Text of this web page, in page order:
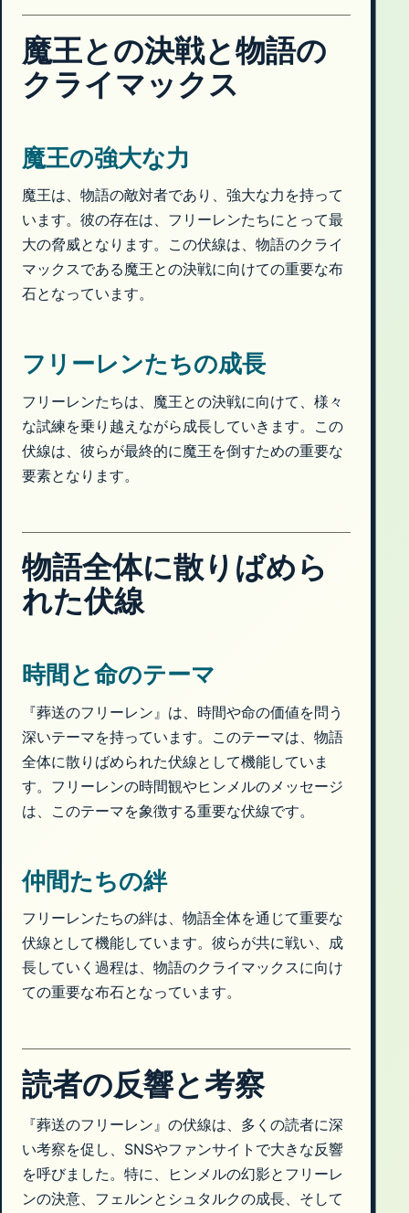
魔王との決戦と物語の
クライマックス
魔王の強大な力
魔王は、物語の敵対者であり、強大な力を持って
います。彼の存在は、フリーレンたちにとって最
大の脅威となります。この伏線は、物語のクライ
マックスである魔王との決戦に向けての重要な布
石となっています。
フリーレンたちの成長
フリーレンたちは、魔王との決戦に向けて、様々
な試練を乗り越えながら成長していきます。この
伏線は、彼らが最終的に魔王を倒すための重要な
要素となります。
物語全体に散りばめら
れた伏線
時間と命のテーマ
『葬送のフリーレン』は、時間や命の価値を問う
深いテーマを持っています。このテーマは、物語
全体に散りばめられた伏線として機能していま
す。フリーレンの時間観やヒンメルのメッセージ
は、このテーマを象徴する重要な伏線です。
仲間たちの絆
フリーレンたちの絆は、物語全体を通じて重要な
伏線として機能しています。彼らが共に戦い、成
長していく過程は、物語のクライマックスに向け
ての重要な布石となっています。
読者の反響と考察
『葬送のフリーレン』の伏線は、多くの読者に深
い考察を促し、SNSやファンサイトで大きな反響
を呼びました。特に、ヒンメルの幻影とフリーレ
ンの決意、フェルンとシュタルクの成長、そして